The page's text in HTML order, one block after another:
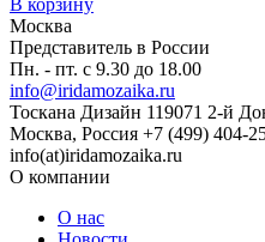
Москва
Представитель в России
Пн. - пт. с 9.30 до 18.00
info@iridamozaika.ru
Тоскана Дизайн 119071 2-й
Москва, Россия +7 (499) 404-
info(at)iridamozaika.ru
О компании
О нас